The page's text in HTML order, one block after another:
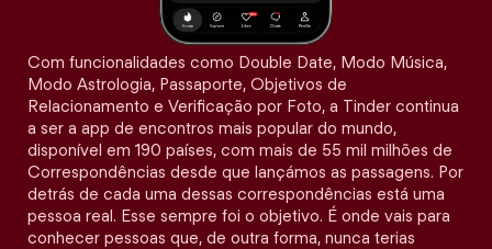
Com funcionalidades como Double Date, Modo Música,
Modo Astrologia, Passaporte, Objetivos de
Relacionamento e Verificação por Foto, a Tinder continua
a ser a app de encontros mais popular do mundo,
disponível em 190 países, com mais de 55 mil milhões de
Correspondências desde que lançámos as passagens. Por
detrás de cada uma dessas correspondências está uma
pessoa real. Esse sempre foi o objetivo. É onde vais para
conhecer pessoas que, de outra forma, nunca terias